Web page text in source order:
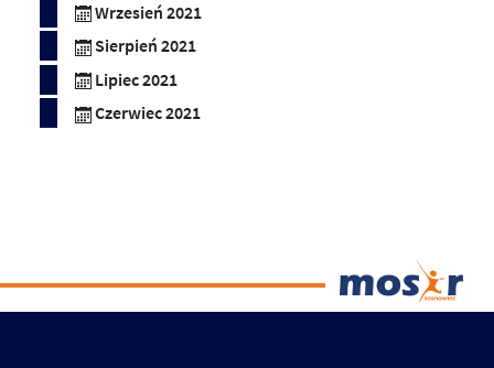
Wrzesień 2021
Sierpień 2021
Lipiec 2021
Czerwiec 2021